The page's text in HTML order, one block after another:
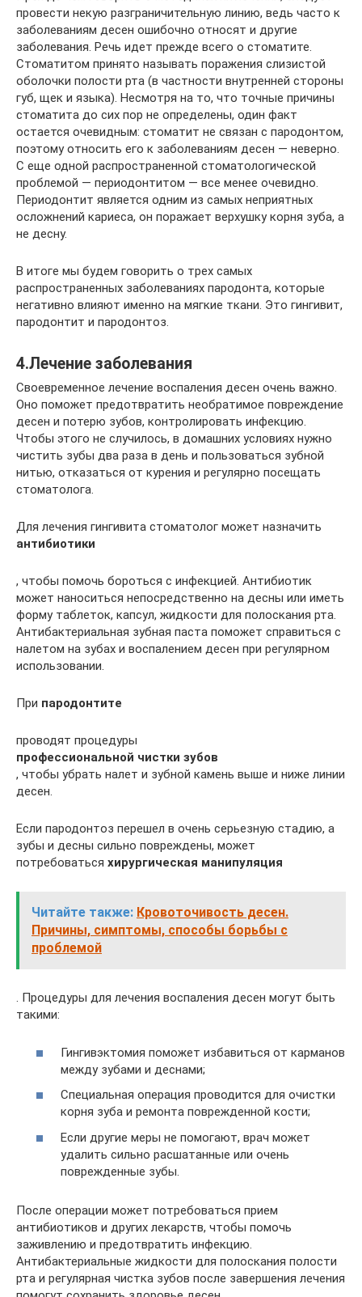
провести некую разграничительную линию, ведь часто к
заболеваниям десен ошибочно относят и другие
заболевания. Речь идет прежде всего о стоматите.
Стоматитом принято называть поражения слизистой
оболочки полости рта (в частности внутренней стороны
губ, щек и языка). Несмотря на то, что точные причины
стоматита до сих пор не определены, один факт
остается очевидным: стоматит не связан с пародонтом,
поэтому относить его к заболеваниям десен — неверно.
С еще одной распространенной стоматологической
проблемой — периодонтитом — все менее очевидно.
Периодонтит является одним из самых неприятных
осложнений кариеса, он поражает верхушку корня зуба, а
не десну.
В итоге мы будем говорить о трех самых
распространенных заболеваниях пародонта, которые
негативно влияют именно на мягкие ткани. Это гингивит,
пародонтит и пародонтоз.
4.Лечение заболевания
Своевременное лечение воспаления десен очень важно.
Оно поможет предотвратить необратимое повреждение
десен и потерю зубов, контролировать инфекцию.
Чтобы этого не случилось, в домашних условиях нужно
чистить зубы два раза в день и пользоваться зубной
нитью, отказаться от курения и регулярно посещать
стоматолога.
Для лечения гингивита стоматолог может назначить
антибиотики
, чтобы помочь бороться с инфекцией. Антибиотик
может наноситься непосредственно на десны или иметь
форму таблеток, капсул, жидкости для полоскания рта.
Антибактериальная зубная паста поможет справиться с
налетом на зубах и воспалением десен при регулярном
использовании.
При пародонтите
проводят процедуры
профессиональной чистки зубов
, чтобы убрать налет и зубной камень выше и ниже линии
десен.
Если пародонтоз перешел в очень серьезную стадию, а
зубы и десны сильно повреждены, может
потребоваться хирургическая манипуляция
Читайте также: Кровоточивость десен.
Причины, симптомы, способы борьбы с
проблемой
. Процедуры для лечения воспаления десен могут быть
такими:
Гингивэктомия поможет избавиться от карманов
между зубами и деснами;
Специальная операция проводится для очистки
корня зуба и ремонта поврежденной кости;
Если другие меры не помогают, врач может
удалить сильно расшатанные или очень
поврежденные зубы.
После операции может потребоваться прием
антибиотиков и других лекарств, чтобы помочь
заживлению и предотвратить инфекцию.
Антибактериальные жидкости для полоскания полости
рта и регулярная чистка зубов после завершения лечения